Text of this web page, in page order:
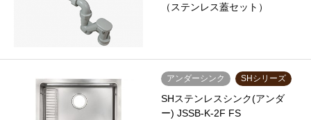
（ステンレス蓋セット）
アンダーシンク SHシリーズ
SHステンレスシンク(アンダ
ー) JSSB-K-2F FS